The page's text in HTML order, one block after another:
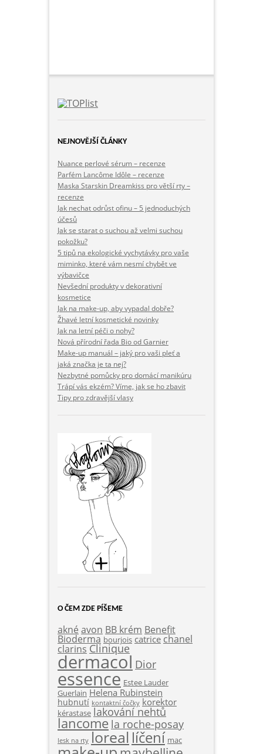
NEJNOVĚJŠÍ ČLÁNKY
Nuance perlové sérum – recenze
Parfém Lancôme Idôle – recenze
Maska Starskin Dreamkiss pro větší rty –
recenze
Jak nechat odrůst ofinu – 5 jednoduchých
účesů
Jak se starat o suchou až velmi suchou
pokožku?
5 tipů na ekologické vychytávky pro vaše
miminko, které vám nesmí chybět ve
výbavičce
Nevšední produkty v dekorativní
kosmetice
Jak na make-up, aby vypadal dobře?
Žhavé letní kosmetické novinky
Jak na letní péči o nohy?
Nová přírodní řada Bio od Garnier
Make-up manuál – jaký pro vaši pleť a
jaká značka je ta nej?
Nezbytné pomůcky pro domácí manikúru
Trápí vás ekzém? Víme, jak se ho zbavit
Tipy pro zdravější vlasy
O ČEM ZDE PÍŠEME
akné avon BB krém Benefit
Bioderma bourjois catrice chanel
clarins Clinique
dermacol Dior
essence Estee Lauder
Guerlain Helena Rubinstein
hubnutí kontaktní čočky korektor
kérastase lakování nehtů
lancome la roche-posay
lesk na rty loreal líčení mac